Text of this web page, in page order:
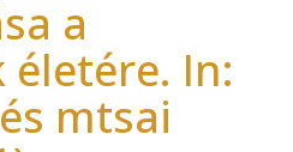
a
In:
mtsai